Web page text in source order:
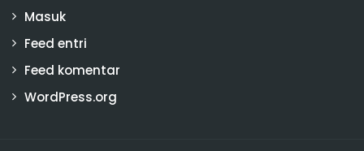
Masuk
Feed entri
Feed komentar
WordPress.org